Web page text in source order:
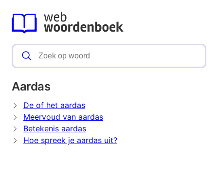
Aardas
De of het aardas
Meervoud van aardas
Betekenis aardas
Hoe spreek je aardas uit?